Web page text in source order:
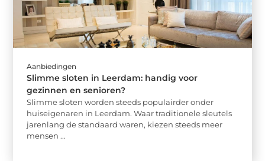
Aanbiedingen
Slimme sloten in Leerdam: handig voor
gezinnen en senioren?
Slimme sloten worden steeds populairder onder
huiseigenaren in Leerdam. Waar traditionele sleutels
jarenlang de standaard waren, kiezen steeds meer
mensen ...